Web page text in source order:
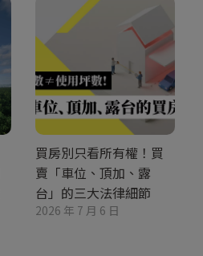
買房別只看所有權！買
賣「車位、頂加、露
台」的三大法律細節
2026 年 7 月 6 日